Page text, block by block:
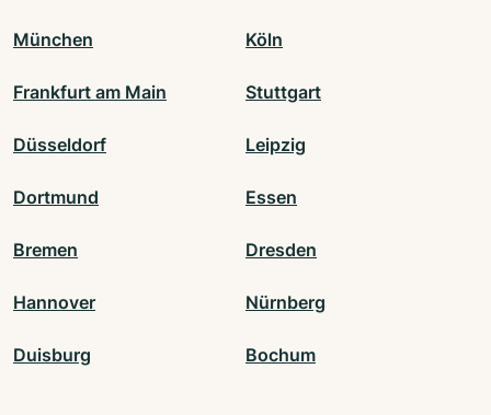
München Köln
Frankfurt am Main Stuttgart
Düsseldorf Leipzig
Dortmund Essen
Bremen Dresden
Hannover Nürnberg
Duisburg Bochum